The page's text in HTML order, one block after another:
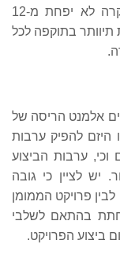
משתנה בהתאם לאופי הפרויקט ובכל מקרה לא יפחת מ-12
תיוותר בתוקפה לכל
אלמנט הריסה של
היזם להפיק ערבות
וכי, ערבות הביצוע
יש לציין כי גובה
לבין פרויקט הממומן
בהתאם לשלבי
ביצוע הפרויקט.